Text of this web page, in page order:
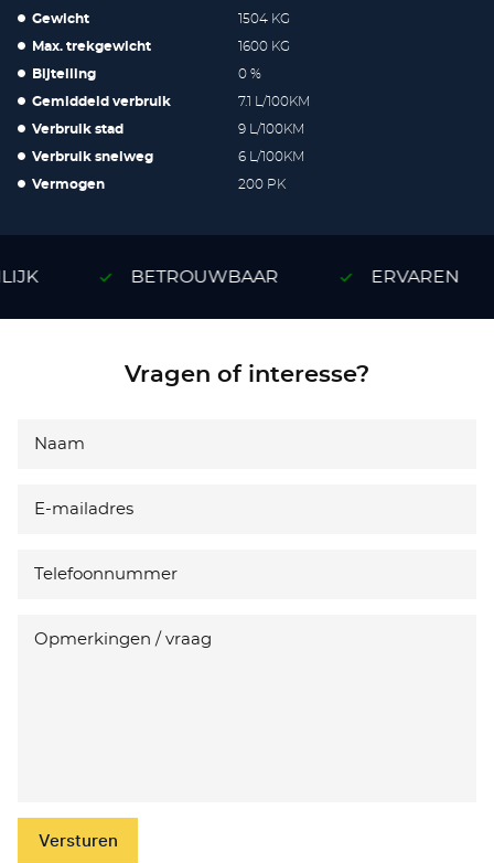
Gewicht 1504 KG
Max. trekgewicht 1600 KG
Bijtelling 0 %
Gemiddeld verbruik 7.1 L/100KM
Verbruik stad 9 L/100KM
Verbruik snelweg 6 L/100KM
Vermogen 200 PK
BETROUWBAAR ERVAREN
Vragen of interesse?
Versturen